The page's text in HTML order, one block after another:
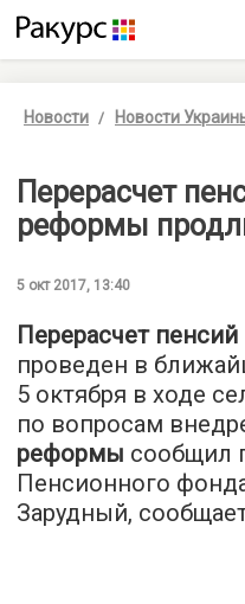
Новости Новости
Перерасчет
реформы
5 окт 2017, 13:40
Перерасчет пенсий
проведен в
5 октября в ходе
по вопросам
реформы сообщил
Пенсионного
Зарудный,